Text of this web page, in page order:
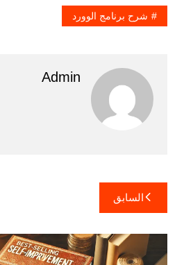
شرح برنامج الوورد
Admin
تصفّح
المقالات
السابق